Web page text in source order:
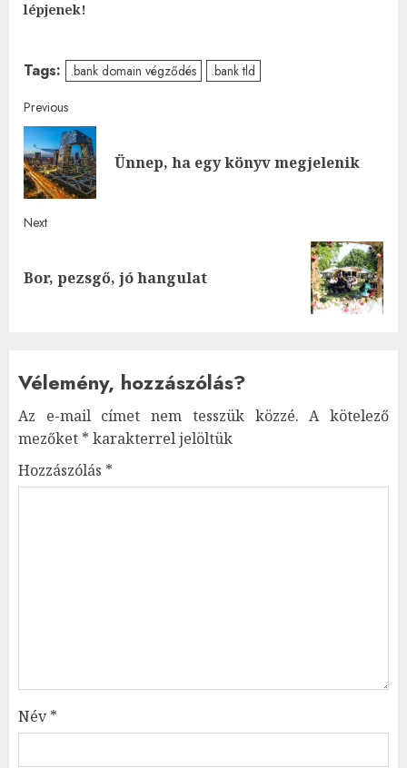
lépjenek!
Tags: .bank domain végződés .bank tld
Post
navigation
Previous
Ünnep, ha egy könyv megjelenik
Next
Next
Bor, pezsgő, jó hangulat
Vélemény, hozzászólás?
Az e-mail címet nem tesszük közzé. A kötelező
mezőket * karakterrel jelöltük
Hozzászólás *
Név*